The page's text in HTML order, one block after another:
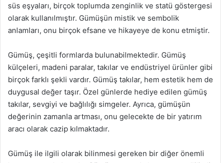
süs eşyaları, birçok toplumda zenginlik ve statü göstergesi
olarak kullanılmıştır. Gümüşün mistik ve sembolik
anlamları, onu birçok efsane ve hikayeye de konu etmiştir.
Gümüş, çeşitli formlarda bulunabilmektedir. Gümüş
külçeleri, madeni paralar, takılar ve endüstriyel ürünler gibi
birçok farklı şekli vardır. Gümüş takılar, hem estetik hem de
duygusal değer taşır. Özel günlerde hediye edilen gümüş
takılar, sevgiyi ve bağlılığı simgeler. Ayrıca, gümüşün
değerinin zamanla artması, onu gelecekte de bir yatırım
aracı olarak cazip kılmaktadır.
Gümüş ile ilgili olarak bilinmesi gereken bir diğer önemli